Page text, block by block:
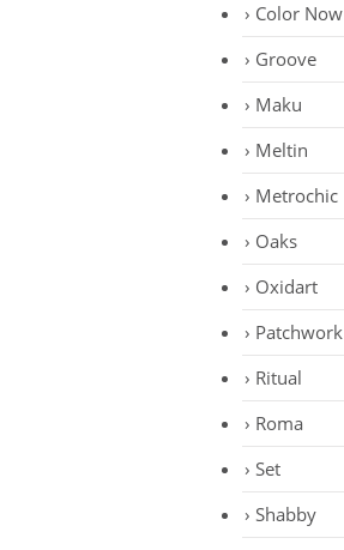
Color Now
Groove
Maku
Meltin
Metrochic
Oaks
Oxidart
Patchwork
Ritual
Roma
Set
Shabby